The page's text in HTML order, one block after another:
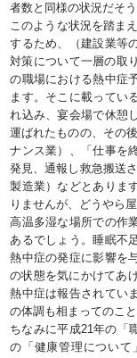
者数と同様の状況だそう
このような状況を踏ま
するため、（建設業等
対策について一層の取
の職場における熱中症
ます。そこに載ってい
れ込み、宴会場で休憩
運ばれたものの、その
ナンス業）、「仕事を
発見、通報し救急搬送
製造業）などとありま
りませんが、どうやら
高温多湿な場所での作
あるでしょう。睡眠不
熱中症の発症に影響を
の状態を気にかけてあ
熱中症は報告されてい
の体調も相まってのこと
ちなみに平成21年の「
の「健康管理について